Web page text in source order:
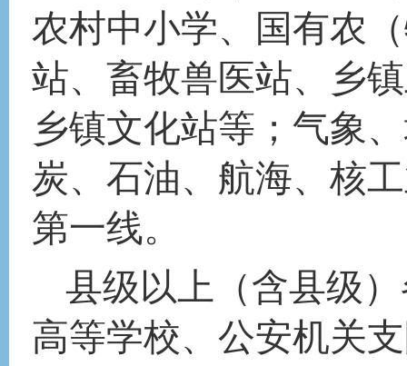
农村中小学、国有农
站、畜牧兽医站、乡
乡镇文化站等；气象
炭、石油、航海、核
第一线。
县级以上（含县级
高等学校、公安机关